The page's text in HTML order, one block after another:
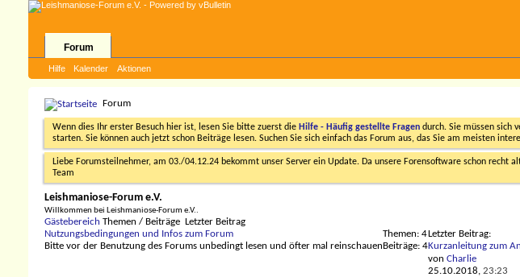
Forum
Hilfe Kalender Aktionen
Forum
Wenn dies Ihr erster Besuch hier ist, lesen Sie bitte zuerst die Hilfe - Häufig gestellte Fragen durch. Sie müssen sich
starten. Sie können auch jetzt schon Beiträge lesen. Suchen Sie sich einfach das Forum aus, das Sie am meisten
Liebe Forumsteilnehmer, am 03./04.12.24 bekommt unser Server ein Update. Da unsere Forensoftware schon
Team
Leishmaniose-Forum e.V.
Willkommen bei Leishmaniose-Forum e.V..
Gästebereich Themen / Beiträge Letzter Beitrag
Nutzungsbedingungen und Infos zum Forum
Bitte vor der Benutzung des Forums unbedingt lesen und öfter mal reinschauen
Themen: 4
Beiträge: 4
Letzter Beitrag:
Kurzanleitung zum
von Charlie
25.10.2018, 23:23